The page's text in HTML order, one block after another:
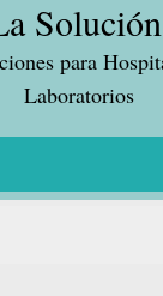
para
Laboratorios